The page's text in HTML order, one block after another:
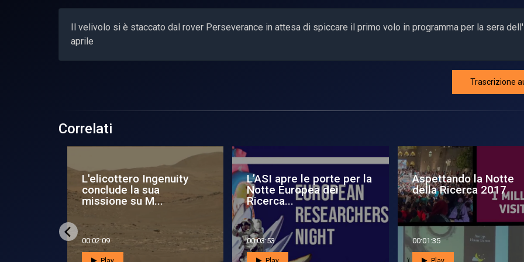
Il velivolo si è staccato dal rover Perseverance in attesa di spiccare il primo volo in programma per la sera
aprile
Trascrizione
Correlati
Deep Space: Sold out in
Asi per la Notte della
ricer...
00:03:17
Aspettando la Notte
della Ricerca
00:02:46
Notte Europea dei
Ricercatori in ASI, il
teaser 2022
00:00:43